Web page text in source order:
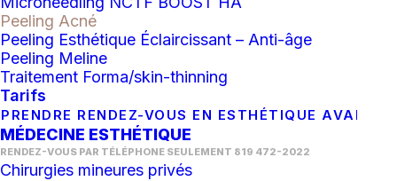
Peeling Acné
Peeling Esthétique Éclaircissant – Anti-âge
Peeling Meline
Traitement Forma/skin-thinning
Tarifs
PRENDRE RENDEZ-VOUS EN ESTHÉTIQUE AVANCÉ
MÉDECINE ESTHÉTIQUE
RENDEZ-VOUS PAR TÉLÉPHONE SEULEMENT 819 472-2022
Chirurgies mineures privés